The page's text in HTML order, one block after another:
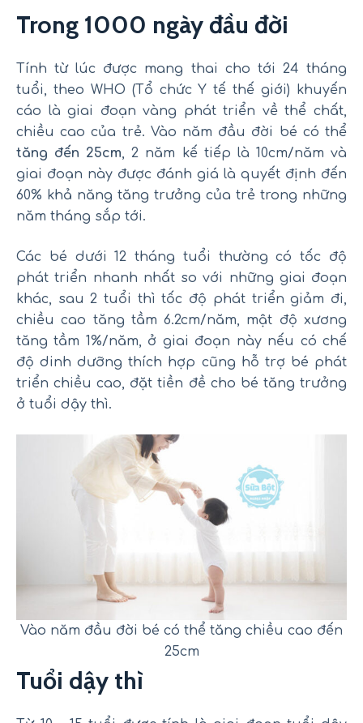
Trong 1000 ngày đầu đời
Tính từ lúc được mang thai cho tới 24 tháng
tuổi, theo WHO (Tổ chức Y tế thế giới) khuyến
cáo là giai đoạn vàng phát triển về thể chất,
chiều cao của trẻ. Vào năm đầu đời bé có thể
tăng đến 25cm , 2 năm kế tiếp là 10cm/năm và
giai đoạn này được đánh giá là quyết định đến
60% khả năng tăng trưởng của trẻ trong những
năm tháng sắp tới.
Các bé dưới 12 tháng tuổi thường có tốc độ
phát triển nhanh nhất so với những giai đoạn
khác, sau 2 tuổi thì tốc độ phát triển giảm đi,
chiều cao tăng tầm 6.2cm/năm, mật độ xương
tăng tầm 1%/năm, ở giai đoạn này nếu có chế
độ dinh dưỡng thích hợp cũng hỗ trợ bé phát
triển chiều cao, đặt tiền đề cho bé tăng trưởng
ở tuổi dậy thì.
Vào năm đầu đời bé có thể tăng chiều cao đến
25cm
Tuổi dậy thì